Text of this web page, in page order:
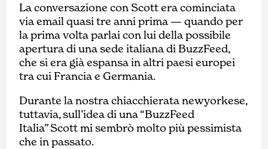
La conversazione con Scott era cominciata
via email quasi tre anni prima — quando per
la prima volta parlai con lui della possibile
apertura di una sede italiana di BuzzFeed,
che si era già espansa in altri paesi europei
tra cui Francia e Germania.
Durante la nostra chiacchierata newyorkese,
tuttavia, sull’idea di una “BuzzFeed
Italia” Scott mi sembrò molto più pessimista
che in passato.